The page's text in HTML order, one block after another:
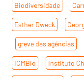
Biodiversidade
Esther Dweck
greve das agências
ICMBio Instituto